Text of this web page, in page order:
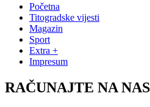
Početna
Titogradske vijesti
Magazin
Sport
Extra +
Impresum
RAČUNAJTE NA NAS